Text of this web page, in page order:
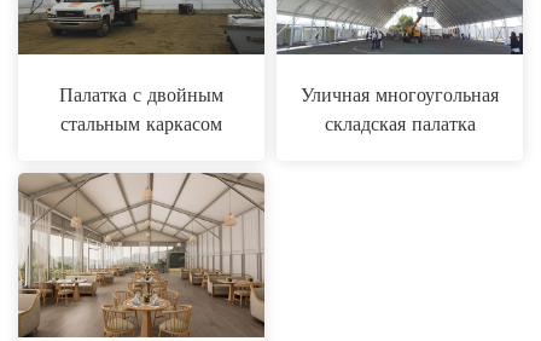
Палатка с двойным
стальным каркасом
Уличная многоугольная
складская палатка